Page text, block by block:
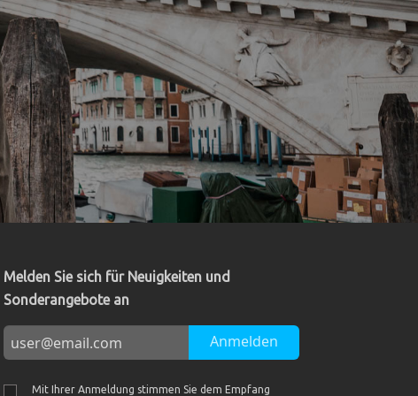
Melden Sie sich für Neuigkeiten und
Sonderangebote an
Anmelden
Mit Ihrer Anmeldung stimmen Sie dem Empfang